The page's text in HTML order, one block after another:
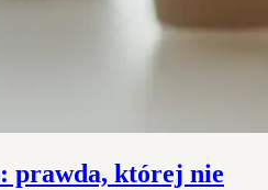
prawda, której nie